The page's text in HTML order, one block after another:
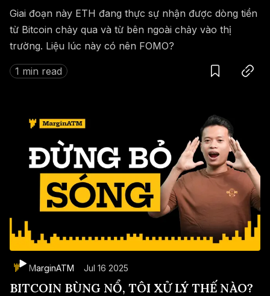
Giai đoạn này ETH đang thực sự nhận được dòng tiền
từ Bitcoin chảy qua và từ bên ngoài chảy vào thị
trường. Liệu lúc này có nên FOMO?
1 min read
MarginATM Jul 16 2025
BITCOIN BÙNG NỔ, TÔI XỬ LÝ THẾ NÀO?